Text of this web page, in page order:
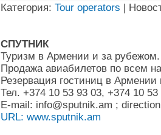
Категория: Tour operators |
СПУТНИК
Туризм в Армении и за рубежом.
Продажа авиабилетов по всем
Резервация гостиниц в
Тел. +374 10 53 93 03, +374 10
E-mail: info@sputnik.am ;
URL: www.sputnik.am